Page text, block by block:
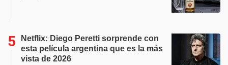
Netflix: Diego Peretti sorprende con
esta película argentina que es la más
vista de 2026